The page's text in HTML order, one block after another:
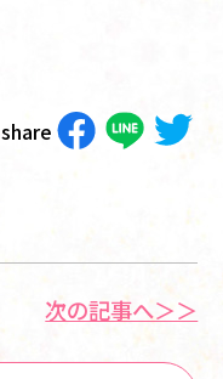
share
次の記事へ＞＞